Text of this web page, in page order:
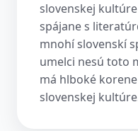
slovenskej
spájane s
mnohí slovenskí
umelci nesú toto
má hlboké
slovenskej